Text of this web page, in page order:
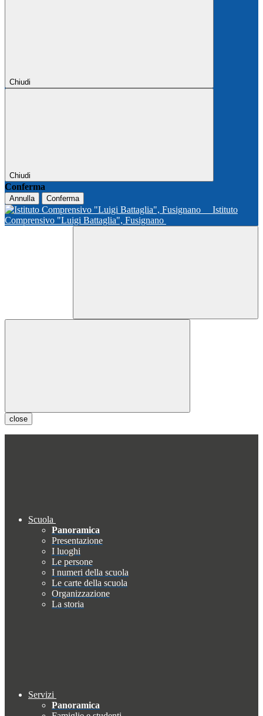
Chiudi
Chiudi
Conferma
Annulla Conferma
Istituto
Comprensivo "Luigi Battaglia", Fusignano
close
Scuola
Panoramica
Presentazione
I luoghi
Le persone
I numeri della scuola
Le carte della scuola
Organizzazione
La storia
Servizi
Panoramica